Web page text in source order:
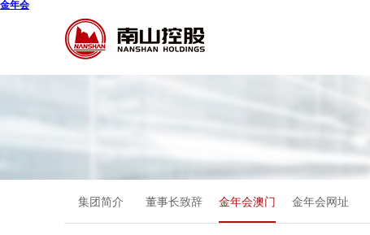
金年会
集团简介 董事长致辞 金年会澳门 金年会网址